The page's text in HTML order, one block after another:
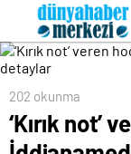
202 okunma
‘Kırık not’